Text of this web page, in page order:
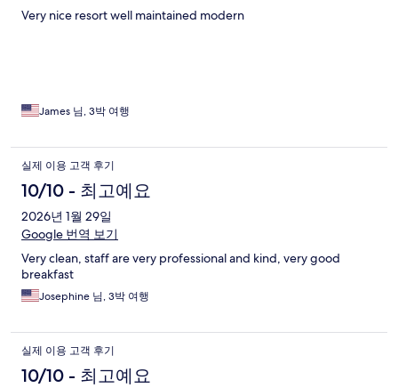
Very nice resort well maintained modern
James 님, 3박 여행
실제 이용 고객 후기
10/10 - 최고예요
2026년 1월 29일
Google 번역 보기
Very clean, staff are very professional and kind, very good
breakfast
Josephine 님, 3박 여행
실제 이용 고객 후기
10/10 - 최고예요